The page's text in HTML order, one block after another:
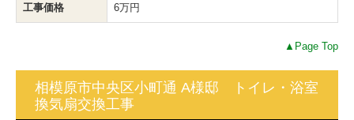
工事価格 6万円
▲Page Top
相模原市中央区小町通 A様邸 トイレ・浴室
換気扇交換工事